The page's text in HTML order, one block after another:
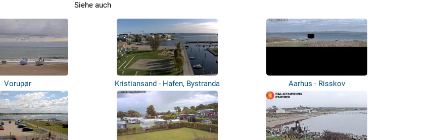
Siehe auch
Vorupør Kristiansand - Hafen, Bystranda Aarhus - Risskov